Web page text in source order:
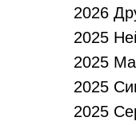
2026
2025
2025
2025
2025